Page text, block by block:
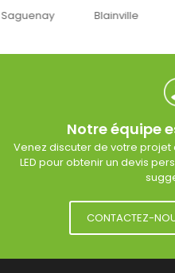
Blainville
Notre équipe
Venez discuter de votre
LED pour obtenir un devis
CONTACTEZ-